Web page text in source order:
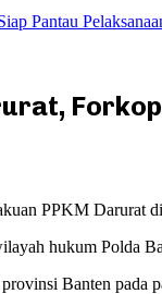
Pantau
PPKM Darurat
hukum Polda
Banten